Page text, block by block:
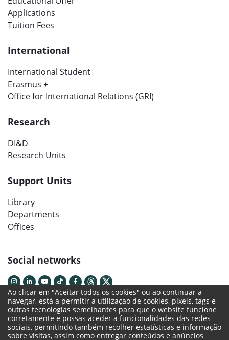
Applications
Tuition Fees
International
International Student
Erasmus +
Office for International Relations (GRI)
Research
DI&D
Research Units
Support Units
Library
Departments
Offices
Social networks
Ao clicar em "Aceitar todos os cookies" ou ao continuar a
navegar, está a permitir a utilizaçao de cookies, pixels, tags e
outras tecnologias semelhantes para que o website funcione
corretamente e possas aceder a funcionalidades das redes
sociais, permitindo também recolher estatísticas e informação
sobre visitas, assim como entregar conteúdos e anúncios